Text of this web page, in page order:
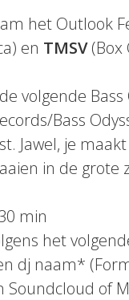
het Outlook
en TMSV(Box
volgende Bass
Bass
Jawel, je
in de grote
min
het
dj naam*
Soundcloud of